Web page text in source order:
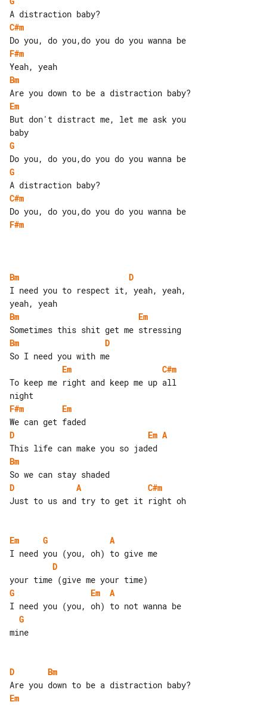
C#m
F#m
Bm
Em
But don't distract me, let me ask you
G
G
C#m
F#m
Bm
D
I need you to respect it, yeah, yeah,
Bm
Em
Bm
D
Em
C#m
To keep me right and keep me up all
F#m
Em
D
Em A
Bm
D
A
C#m
Just to us and try to get it right oh
Em G
A
D
G
Em
A
G
mine
D
Bm
Em